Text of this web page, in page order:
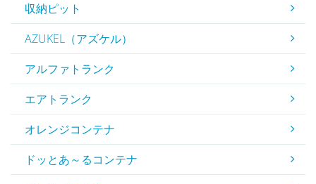
収納ピット
AZUKEL（アズケル）
アルファトランク
エアトランク
オレンジコンテナ
ドッとあ～るコンテナ